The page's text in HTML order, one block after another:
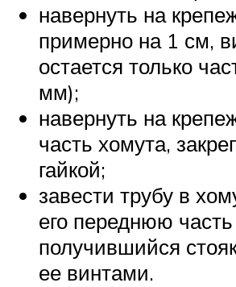
навернуть на
примерно на 1 см,
остается только
мм);
навернуть на
часть хомута,
гайкой;
завести трубу в
его переднюю
получившийся
ее винтами.